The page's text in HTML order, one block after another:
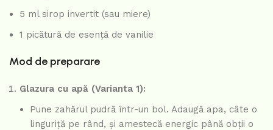
5 ml sirop invertit (sau miere)
1 picătură de esență de vanilie
Mod de preparare
Glazura cu apă (Varianta 1):
Pune zahărul pudră într-un bol. Adaugă apa, câte o
linguriță pe rând, și amestecă energic până obții o